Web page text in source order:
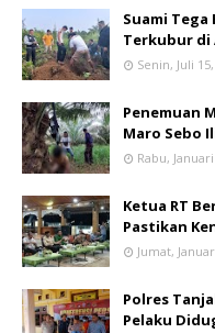
Suami
Terkubur di
Senin, Juli
Penemuan
Maro Sebo
Rabu,
Ketua RT
Pastikan
Jumat,
Polres
Pelaku